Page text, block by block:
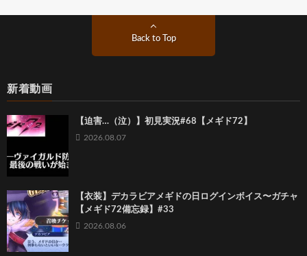
Back to Top
新着動画
【迫害…（泣）】初見実況#68【メギド72】
2026.08.07
【衣装】デカラビアメギドの日ログインボイス〜ガチャ
【メギド72備忘録】#33
2026.08.06